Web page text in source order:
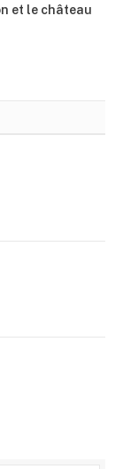
et le château